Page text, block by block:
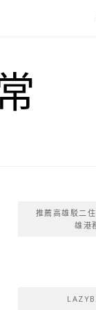
推薦高雄駁二
雄港